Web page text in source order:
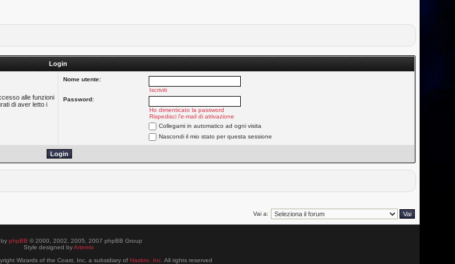
Login
alle funzioni
di aver letto i
Nome utente:
Iscriviti
Password:
Ho dimenticato la password
Rispedisci l’e-mail di attivazione
Collegami in automatico ad ogni visita
Nascondi il mio stato per questa sessione
Vai a:
phpBB © 2000, 2002, 2005, 2007 phpBB Group
Style designed byArtemis
Wizards of the Coast, Inc, a subsidiary of Hasbro, Inc. All rights reserved